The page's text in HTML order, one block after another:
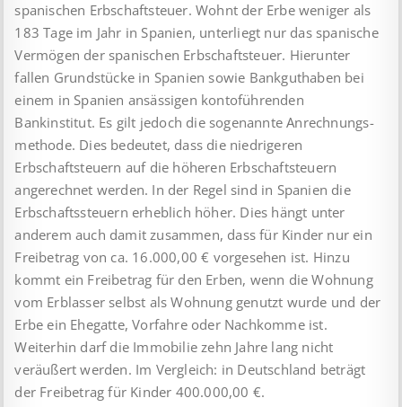
spanischen Erbschaftsteuer. Wohnt der Erbe weniger als
183 Tage im Jahr in Spanien, unterliegt nur das spanische
Vermögen der spanischen Erbschaftsteuer. Hierunter
fallen Grundstücke in Spanien sowie Bank­guthaben bei
einem in Spanien ansässigen konto­füh­ren­den
Bankinstitut. Es gilt jedoch die sogenannte An­rech­nungs­
methode. Dies bedeutet, dass die niedrigeren
Erbschaftsteuern auf die höheren Erbschaftsteuern
angerechnet werden. In der Regel sind in Spanien die
Erbschaftssteuern erheblich höher. Dies hängt unter
anderem auch damit zusammen, dass für Kinder nur ein
Freibetrag von ca. 16.000,00 € vorgesehen ist. Hinzu
kommt ein Freibetrag für den Erben, wenn die Wohnung
vom Erblasser selbst als Wohnung genutzt wurde und der
Erbe ein Ehegatte, Vorfahre oder Nachkomme ist.
Weiterhin darf die Immobilie zehn Jahre lang nicht
veräußert werden. Im Vergleich: in Deutschland beträgt
der Freibetrag für Kinder 400.000,00 €.